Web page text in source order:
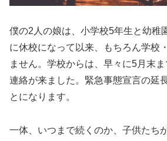
僕の2人の娘は、小学校5年生と幼稚
に休校になって以来、もちろん学校
ません。学校からは、早々に5月末
連絡が来ました。緊急事態宣言の延
とになります。
一体、いつまで続くのか、子供たち